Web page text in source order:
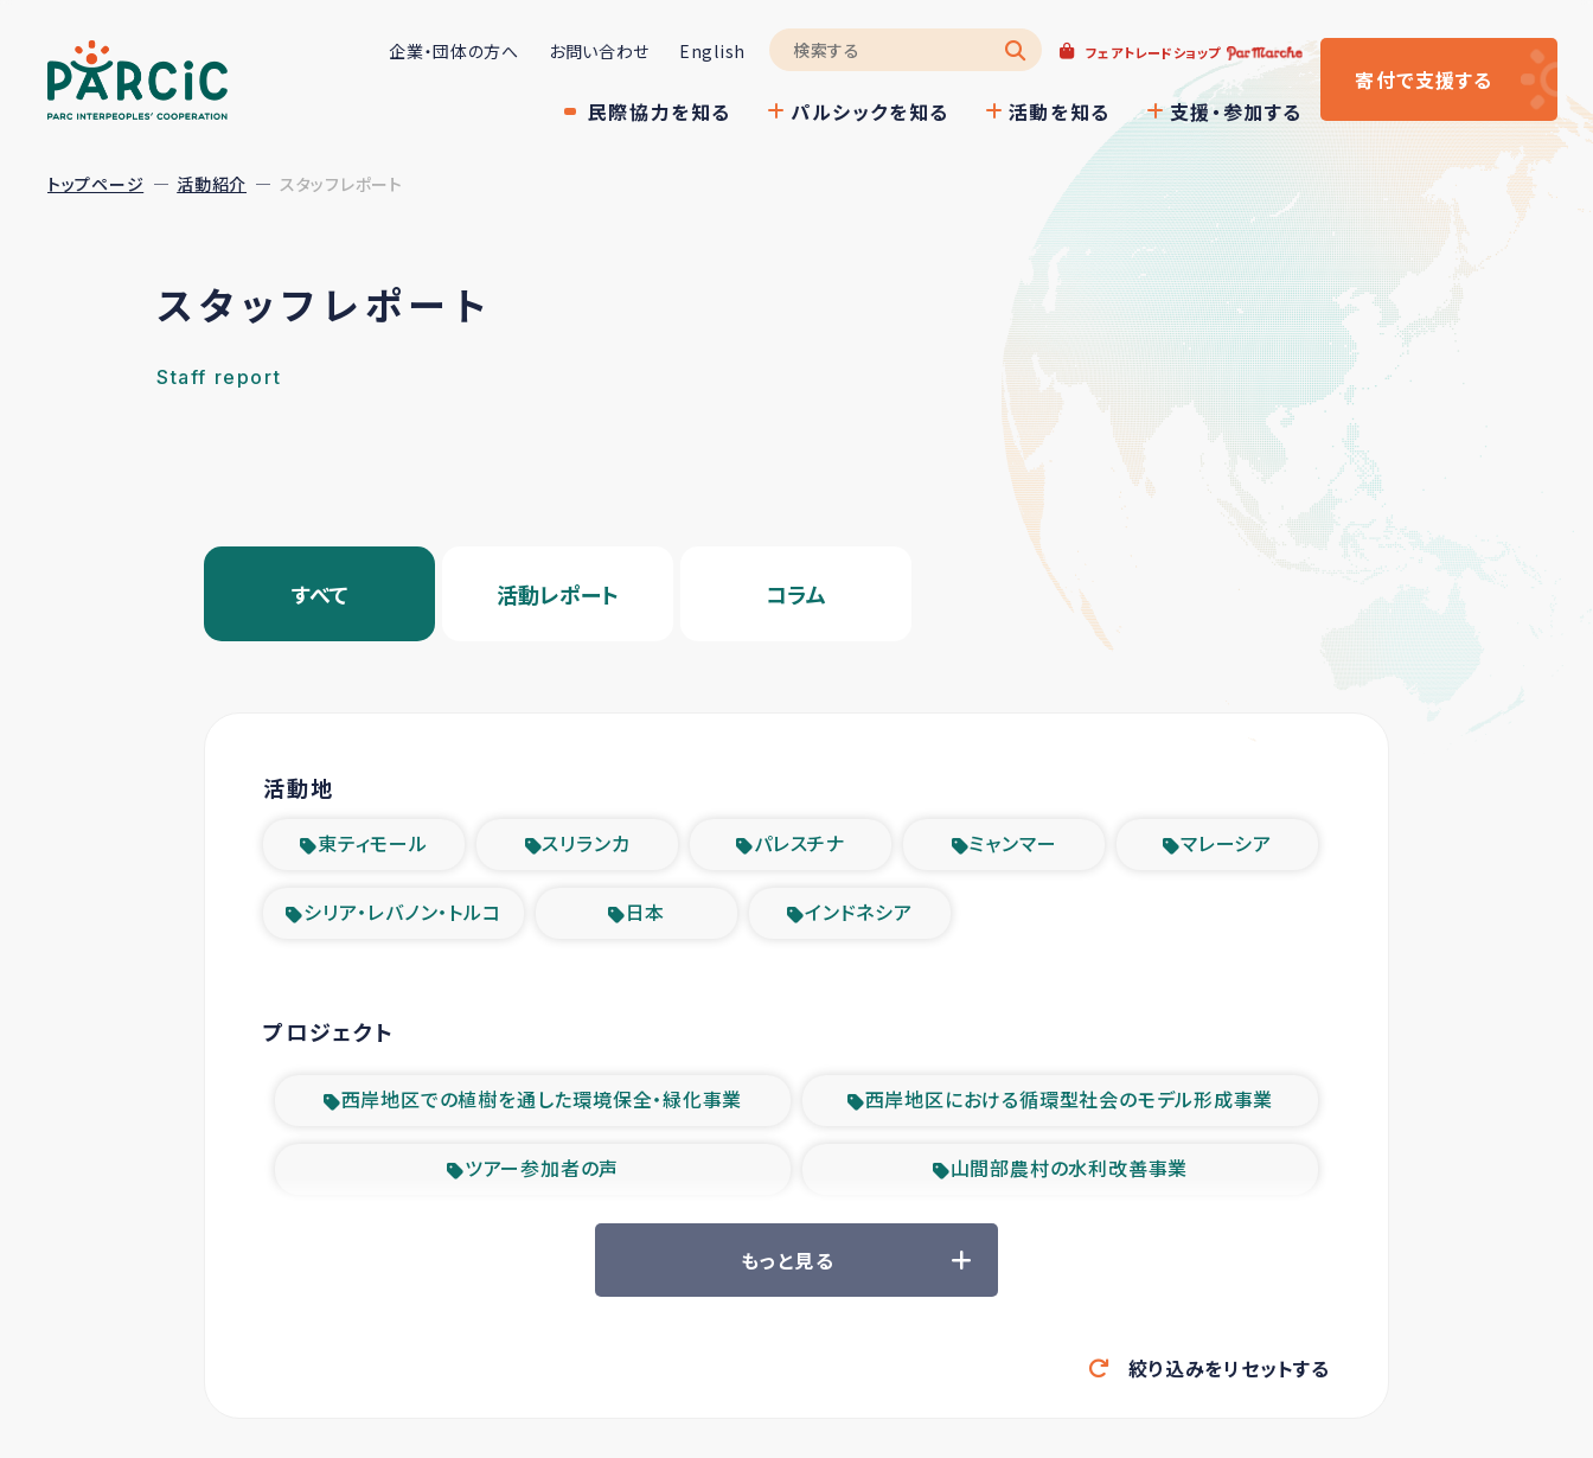
企業・団体の方へ お問い合わせ English フェアトレードショップ
民際協力を知る パルシックを知る 活動を知る 支援・参加する
寄付で支援する
トップページ 活動紹介 スタッフレポート
スタッフレポート
Staff report
すべて 活動レポート コラム
活動地
東ティモール スリランカ パレスチナ ミャンマー マレーシア
シリア・レバノン・トルコ 日本 インドネシア
プロジェクト
西岸地区での植樹を通した環境保全・緑化事業 西岸地区における循環型社会のモデル形成事業
ツアー参加者の声 山間部農村の水利改善事業
緊急救援の時代 森林保全型農業の支援事業
東ティモール豪雨緊急支援 大雨による洪水被災者支援
シリア国内避難民・帰還民の生活再建支援
もっと見る
絞り込みをリセットする